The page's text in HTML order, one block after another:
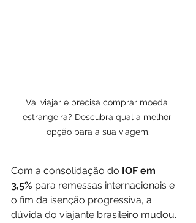
Vai viajar e precisa comprar moeda
estrangeira? Descubra qual a melhor
opção para a sua viagem.
Com a consolidação do IOF em
3,5% para remessas internacionais e
o fim da isenção progressiva, a
dúvida do viajante brasileiro mudou.